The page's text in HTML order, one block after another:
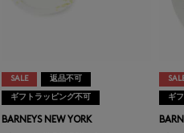
SALE 返品不可
ギフトラッピング不可
BARNEYS NEW YORK
ギ